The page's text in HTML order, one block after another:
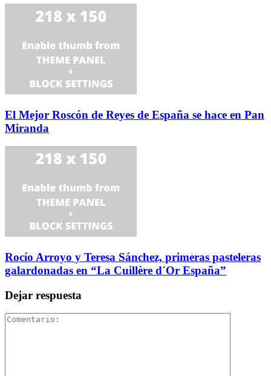
El Mejor Roscón de Reyes de España se hace en Pan
Miranda
Rocío Arroyo y Teresa Sánchez, primeras pasteleras
galardonadas en “La Cuillère d´Or España”
Dejar respuesta